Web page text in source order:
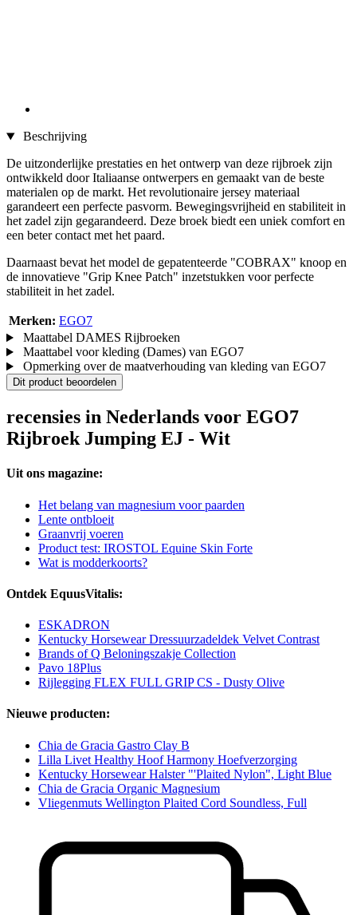
Beschrijving
De uitzonderlijke prestaties en het ontwerp van deze rijbroek zijn
ontwikkeld door Italiaanse ontwerpers en gemaakt van de beste
materialen op de markt. Het revolutionaire jersey materiaal
garandeert een perfecte pasvorm. Bewegingsvrijheid en stabiliteit in
het zadel zijn gegarandeerd. Deze broek biedt een uniek comfort en
een beter contact met het paard.
Daarnaast bevat het model de gepatenteerde "COBRAX" knoop en
de innovatieve "Grip Knee Patch" inzetstukken voor perfecte
stabiliteit in het zadel.
Merken: EGO7
Maattabel DAMES Rijbroeken
Maattabel voor kleding (Dames) van EGO7
Opmerking over de maatverhouding van kleding van EGO7
Dit product beoordelen
recensies in Nederlands voor EGO7
Rijbroek Jumping EJ - Wit
Uit ons magazine:
Het belang van magnesium voor paarden
Lente ontbloeit
Graanvrij voeren
Product test: IROSTOL Equine Skin Forte
Wat is modderkoorts?
Ontdek EquusVitalis:
ESKADRON
Kentucky Horsewear Dressuurzadeldek Velvet Contrast
Brands of Q Beloningszakje Collection
Pavo 18Plus
Rijlegging FLEX FULL GRIP CS - Dusty Olive
Nieuwe producten:
Chia de Gracia Gastro Clay B
Lilla Livet Healthy Hoof Harmony Hoefverzorging
Kentucky Horsewear Halster "'Plaited Nylon", Light Blue
Chia de Gracia Organic Magnesium
Vliegenmuts Wellington Plaited Cord Soundless, Full